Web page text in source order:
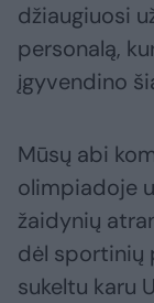
džiaugiuosi
personalą,
įgyvendino
Mūsų abi
olimpiadoje
žaidynių
dėl sportinių
sukeltu karu